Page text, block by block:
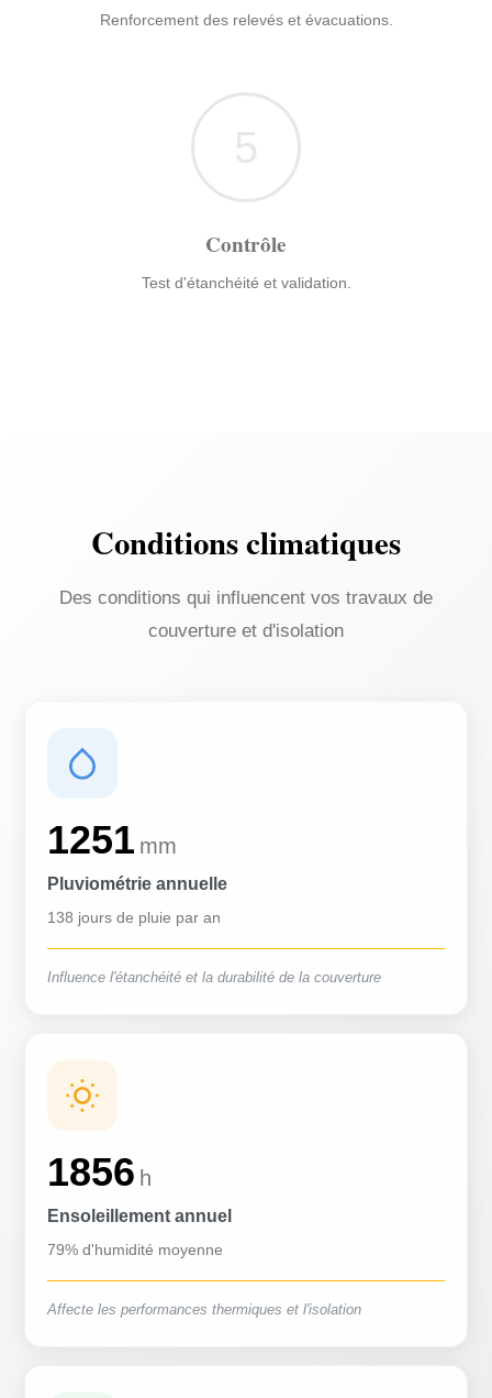
Renforcement des relevés et évacuations.
5
Contrôle
Test d'étanchéité et validation.
Conditions climatiques
Des conditions qui influencent vos travaux de
couverture et d'isolation
1251 mm
Pluviométrie annuelle
138 jours de pluie par an
Influence l'étanchéité et la durabilité de la couverture
1856 h
Ensoleillement annuel
79% d'humidité moyenne
Affecte les performances thermiques et l'isolation